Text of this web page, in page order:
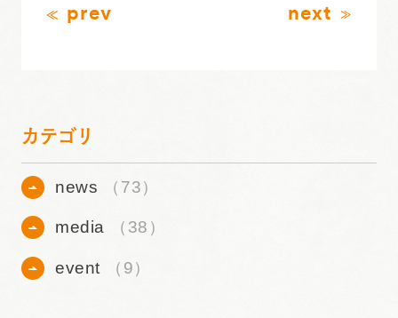
prev next
カテゴリ
news （73）
media （38）
event （9）